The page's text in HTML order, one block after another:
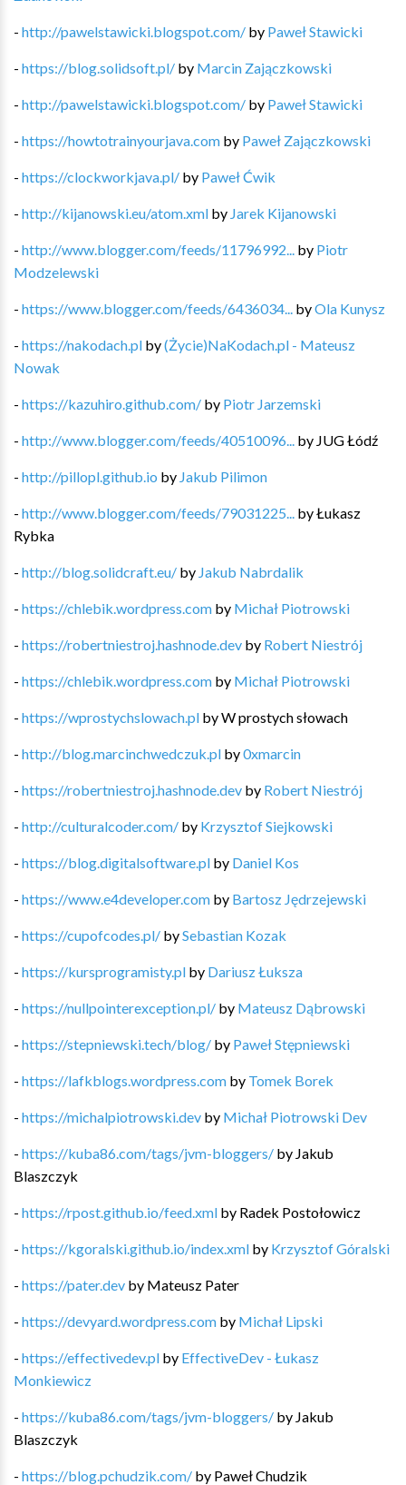
- http://pawelstawicki.blogspot.com/ by Paweł Stawicki
- https://blog.solidsoft.pl/ by Marcin Zajączkowski
- http://pawelstawicki.blogspot.com/ by Paweł Stawicki
- https://howtotrainyourjava.com by Paweł Zajączkowski
- https://clockworkjava.pl/ by Paweł Ćwik
- http://kijanowski.eu/atom.xml by Jarek Kijanowski
- http://www.blogger.com/feeds/11796992... by Piotr
Modzelewski
- https://www.blogger.com/feeds/6436034... byOla Kunysz
- https://nakodach.pl by(Życie)NaKodach.pl - Mateusz
Nowak
- https://kazuhiro.github.com/ by Piotr Jarzemski
- http://www.blogger.com/feeds/40510096... by JUG Łódź
- http://pillopl.github.io by Jakub Pilimon
- http://www.blogger.com/feeds/79031225... byŁukasz
Rybka
- http://blog.solidcraft.eu/ by Jakub Nabrdalik
- https://chlebik.wordpress.com by Michał Piotrowski
- https://robertniestroj.hashnode.dev by Robert Niestrój
- https://chlebik.wordpress.com by Michał Piotrowski
- https://wprostychslowach.pl byW prostych słowach
- http://blog.marcinchwedczuk.pl by0xmarcin
- https://robertniestroj.hashnode.dev by Robert Niestrój
- http://culturalcoder.com/ by Krzysztof Siejkowski
- https://blog.digitalsoftware.pl by Daniel Kos
- https://www.e4developer.com by Bartosz Jędrzejewski
- https://cupofcodes.pl/ bySebastian Kozak
- https://kursprogramisty.pl by Dariusz Łuksza
- https://nullpointerexception.pl/ by Mateusz Dąbrowski
- https://stepniewski.tech/blog/ by Paweł Stępniewski
- https://lafkblogs.wordpress.com by Tomek Borek
- https://michalpiotrowski.dev by Michał Piotrowski Dev
- https://kuba86.com/tags/jvm-bloggers/ by Jakub
Blaszczyk
- https://rpost.github.io/feed.xml by Radek Postołowicz
- https://kgoralski.github.io/index.xml by Krzysztof Góralski
- https://pater.dev by Mateusz Pater
- https://devyard.wordpress.com by Michał Lipski
- https://effectivedev.pl by EffectiveDev - Łukasz
Monkiewicz
- https://kuba86.com/tags/jvm-bloggers/ by Jakub
Blaszczyk
- https://blog.pchudzik.com/ by Paweł Chudzik